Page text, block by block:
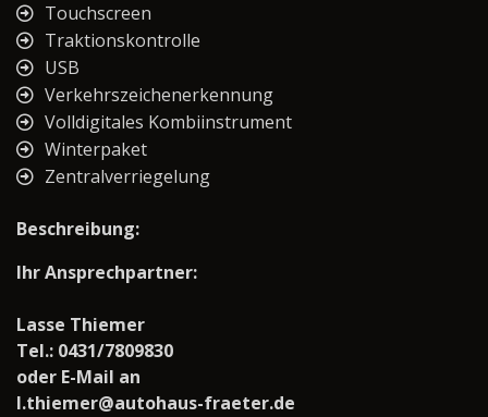
Touchscreen
Traktionskontrolle
USB
Verkehrszeichenerkennung
Volldigitales Kombiinstrument
Winterpaket
Zentralverriegelung
Beschreibung:
Ihr Ansprechpartner:
Lasse Thiemer
Tel.: 0431/7809830
oder E-Mail an
l.thiemer@autohaus-fraeter.de